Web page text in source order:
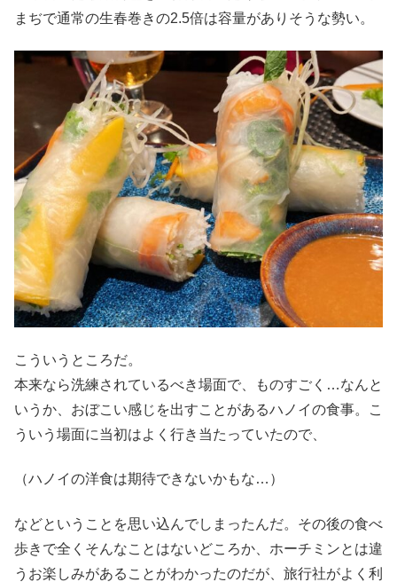
まぢで通常の生春巻きの2.5倍は容量がありそうな勢い。
こういうところだ。
本来なら洗練されているべき場面で、ものすごく…なんと
いうか、おぼこい感じを出すことがあるハノイの食事。こ
ういう場面に当初はよく行き当たっていたので、
（ハノイの洋食は期待できないかもな…）
などということを思い込んでしまったんだ。その後の食べ
歩きで全くそんなことはないどころか、ホーチミンとは違
うお楽しみがあることがわかったのだが、旅行社がよく利